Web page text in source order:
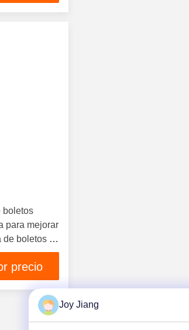
boletos
para mejorar
de boletos y
cliente
precio
Joy Jiang